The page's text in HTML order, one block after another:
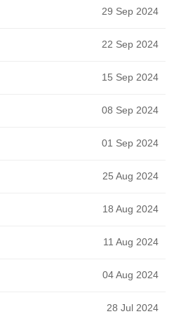
29 Sep 2024
22 Sep 2024
15 Sep 2024
08 Sep 2024
01 Sep 2024
25 Aug 2024
18 Aug 2024
11 Aug 2024
04 Aug 2024
28 Jul 2024